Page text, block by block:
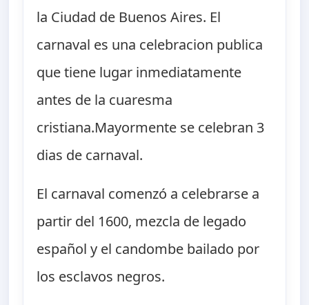
la Ciudad de Buenos Aires. El
carnaval es una celebracion publica
que tiene lugar inmediatamente
antes de la cuaresma
cristiana.Mayormente se celebran 3
dias de carnaval.
El carnaval comenzó a celebrarse a
partir del 1600, mezcla de legado
español y el candombe bailado por
los esclavos negros.